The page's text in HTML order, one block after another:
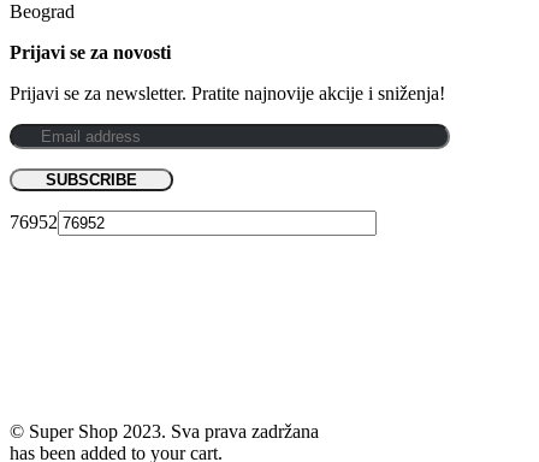
Beograd
Prijavi se za novosti
Prijavi se za newsletter. Pratite najnovije akcije i sniženja!
76952
© Super Shop 2023. Sva prava zadržana
has been added to your cart.